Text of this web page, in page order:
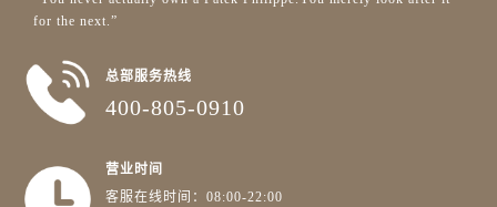
for the next.”
总部服务热线
400-805-0910
营业时间
客服在线时间：08:00-22:00